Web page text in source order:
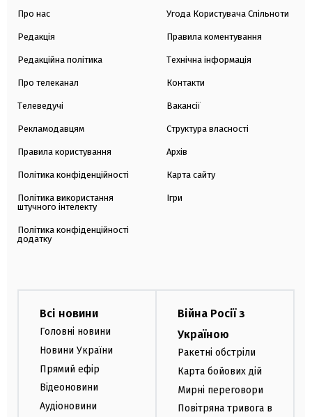
Про нас
Редакція
Редакційна політика
Про телеканал
Телеведучі
Рекламодавцям
Правила користування
Політика конфіденційності
Політика використання
штучного інтелекту
Політика конфіденційності
додатку
Угода Користувача Спільноти
Правила коментування
Технічна інформація
Контакти
Вакансії
Структура власності
Архів
Карта сайту
Ігри
Всі новини
Головні новини
Новини України
Прямий ефір
Відеоновини
Аудіоновини
Війна Росії з
Україною
Ракетні обстріли
Карта бойових дій
Мирні переговори
Повітряна тривога в